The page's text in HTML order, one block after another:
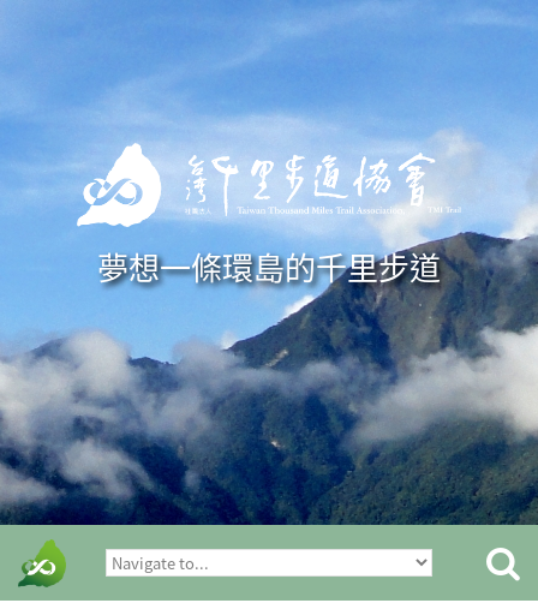
夢想一條環島的千里步道